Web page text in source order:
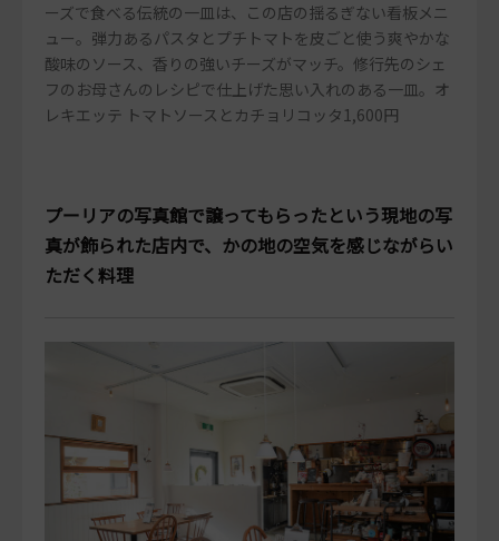
ーズで食べる伝統の一皿は、この店の揺るぎない看板メニ
ュー。弾力あるパスタとプチトマトを皮ごと使う爽やかな
酸味のソース、香りの強いチーズがマッチ。修行先のシェ
フのお母さんのレシピで仕上げた思い入れのある一皿。オ
レキエッテ トマトソースとカチョリコッタ1,600円
プーリアの写真館で譲ってもらったという現地の写
真が飾られた店内で、かの地の空気を感じながらい
ただく料理